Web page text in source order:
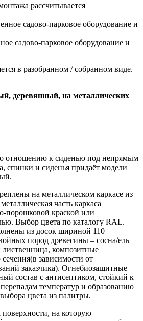
рассчитывается
садово-парковое оборудование и
в разобранном / собранном виде.
деревянный, на металлических
отношению к сиденью под непрямым
спинки и сиденья придаёт модели
на металлическом каркасе из
часть каркаса
порошковой краской или
Выбор цвета по каталогу RAL.
из досок шириной 110
пород древесины – сосна/ель
композитные
зависимости от
заказчика). Огнебиозащитные
состав с антисептиком, стойкий к
температур и образованию
цвета из палитры.
на которую